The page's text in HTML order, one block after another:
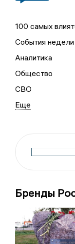
100 самых
События недели
Аналитика
Общество
СВО
Бренды